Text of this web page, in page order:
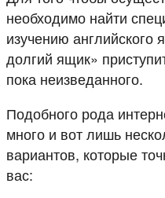
необходимо найти
изучению английского
долгий ящик»
пока неизведанного.
Подобного рода
много и вот лишь
вариантов, которые
вас: